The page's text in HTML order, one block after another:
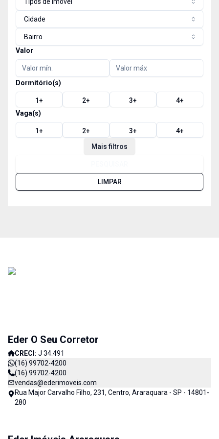
Cidade
Bairro
Valor
Dormitório(s)
1+ 2+ 3+ 4+
Vaga(s)
1+ 2+ 3+ 4+
Mais filtros
LIMPAR
Eder O Seu Corretor
CRECI: J 34.491
(16) 99702-4200
(16) 99702-4200
vendas@ederimoveis.com
Rua Major Carvalho Filho, 231, Centro, Araraquara - SP - 14801-
280